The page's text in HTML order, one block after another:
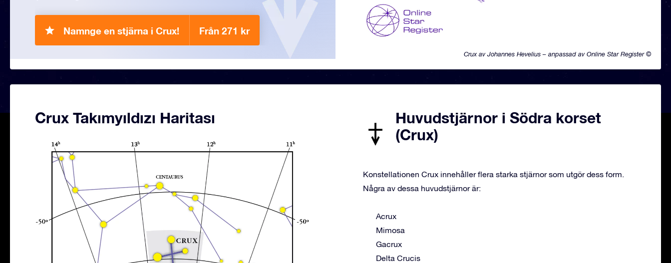
Crux av Johannes Hevelius – anpassad av Online Star Register ©
Namnge en stjärna i Crux! Från 271 kr
Crux Takımyıldızı Haritası
Huvudstjärnor i Södra korset
(Crux)
Konstellationen Crux innehåller flera starka stjärnor som utgör dess form.
Några av dessa huvudstjärnor är:
Acrux
Mimosa
Gacrux
Delta Crucis